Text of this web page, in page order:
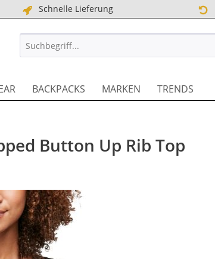
Schnelle Lieferung
URBAN STREET DE
BACKPACKS MARKEN TRENDS
Button Up Rib Top